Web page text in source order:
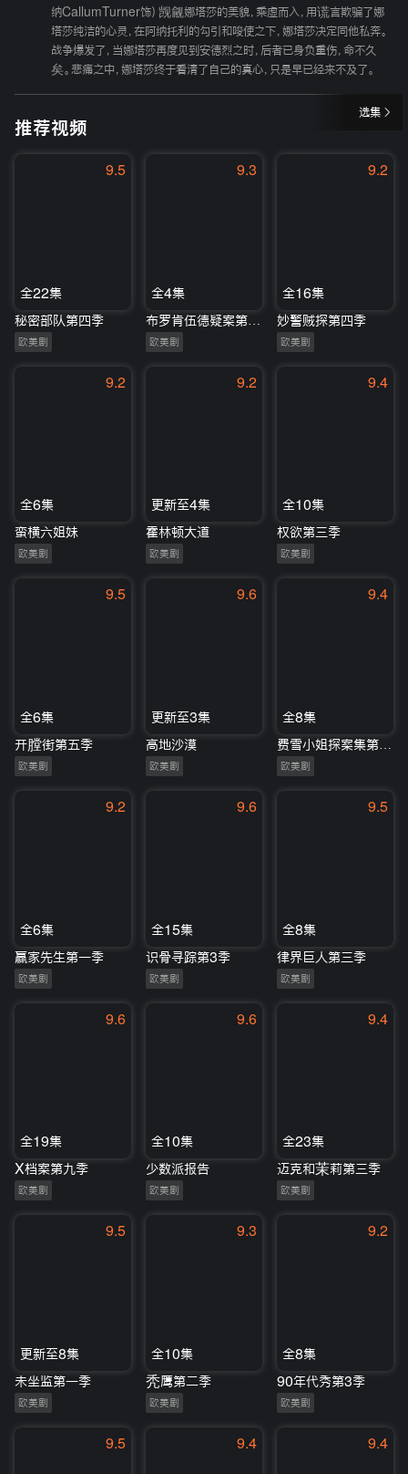
纳CallumTurner饰）觊觎娜塔莎的美貌，乘虚而入，用谎言欺骗了娜
塔莎纯洁的心灵，在阿纳托利的勾引和唆使之下，娜塔莎决定同他私奔。
战争爆发了，当娜塔莎再度见到安德烈之时，后者已身负重伤，命不久
矣。悲痛之中，娜塔莎终于看清了自己的真心，只是早已经来不及了。
选集
推荐视频
9.5
全22集
秘密部队第四季
欧美剧
9.3
全4集
欧美剧
9.2
全16集
妙警贼探第四季
欧美剧
9.2
全6集
蛮横六姐妹
欧美剧
9.2
更新至4集
霍林顿大道
欧美剧
9.4
全10集
权欲第三季
欧美剧
9.5
全6集
开膛街第五季
欧美剧
9.6
更新至3集
高地沙漠
欧美剧
9.4
全8集
欧美剧
9.2
全6集
赢家先生第一季
欧美剧
9.6
全15集
识骨寻踪第3季
欧美剧
9.5
全8集
律界巨人第三季
欧美剧
9.6
全19集
X档案第九季
欧美剧
9.6
全10集
少数派报告
欧美剧
9.4
全23集
迈克和茉莉第三季
欧美剧
9.5
更新至8集
未坐监第一季
欧美剧
9.3
全10集
秃鹰第二季
欧美剧
9.2
全8集
90年代秀第3季
欧美剧
9.5 9.4 9.4